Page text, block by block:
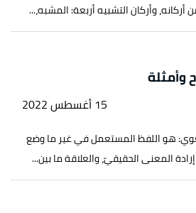
وأركان التشبيه أربعة: المشبه،...
وأمثلة
15 أغسطس 2022
هو اللفظ المستعمل في غير ما وضع
المعنى الحقيقيّ، والعلاقة ما بين...